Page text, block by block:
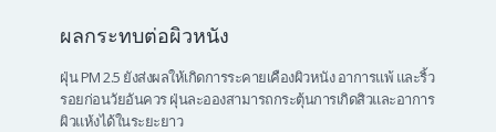
ผลกระทบต่อผิวหนัง
ฝุ่น PM 2.5 ยังส่งผลให้เกิดการระคายเคืองผิวหนัง อาการแพ้ และริ้ว
รอยก่อนวัยอันควร ฝุ่นละอองสามารถกระตุ้นการเกิดสิวและอาการ
ผิวแห้งได้ในระยะยาว